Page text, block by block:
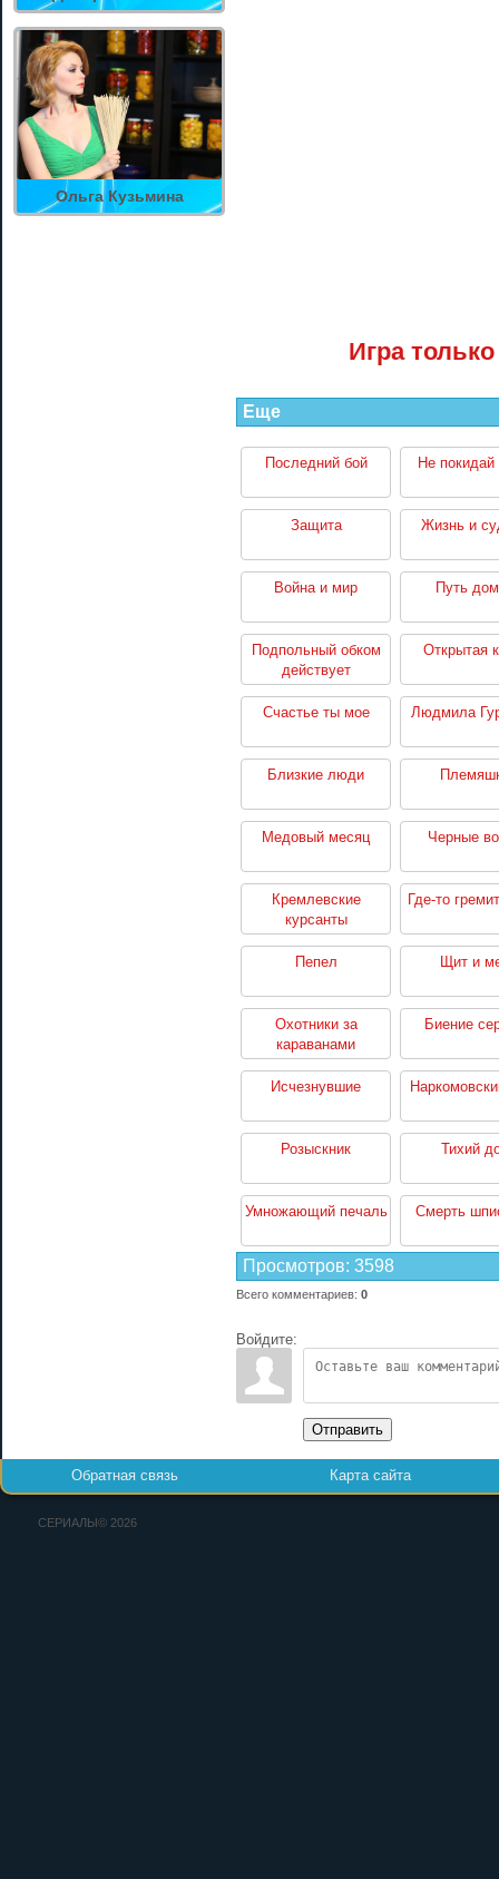
Ольга Кузьмина
Игра
Еще
Последний бой Не
Защита Жизнь и
Война и мир Путь
Подпольный обком
действует
Открытая
Счастье ты мое Людмила
Близкие люди
Медовый месяц Черные
Кремлевские
курсанты
Где-то
Пепел Щит и
Охотники за
караванами
Биение
Исчезнувшие
Розыскник Тихий
Умножающий печаль Смерть
Просмотров: 3598
Всего комментариев: 0
Войдите:
Отправить
Обратная связь Карта сайта
СЕРИАЛЫ© 2026